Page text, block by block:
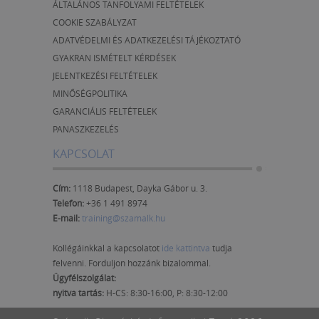
fejlesztési terv Csoportmunka: Egyéni
prezentációk: Tartalmi, módszertani,
technológiai erősségek és fejlesztési
javaslatok visszacsatolása Tanultak
összegzése, tapasztalatok levonása
Résztvevők visszajelzései Akcióterv
készítése (személyes fejlesztendő területek,
feladatok meghatározása Opcionális
választható: 9. Modul (4 óra) Csoportos
coaching Utánkövetés Gyakorlatba átvitel,
személyes fejlődés, új módszerek,
technikáksikeressége A tréning és a
problémás helyzetek megoldása
Tapasztalatok megosztása További fejlődési
út kijelölése
ÁLTALÁNOS TANFOLYAMI FELTÉTELEK
COOKIE SZABÁLYZAT
ADATVÉDELMI ÉS ADATKEZELÉSI TÁJÉKOZTATÓ
GYAKRAN ISMÉTELT KÉRDÉSEK
JELENTKEZÉSI FELTÉTELEK
MINŐSÉGPOLITIKA
GARANCIÁLIS FELTÉTELEK
PANASZKEZELÉS
KAPCSOLAT
Cím: 1118 Budapest, Dayka Gábor u. 3.
Telefon:+36 1 491 8974
E-mail:training@szamalk.hu
Kollégáinkkal a kapcsolatot ide kattintva tudja
felvenni. Forduljon hozzánk bizalommal.
Ügyfélszolgálat:
nyitva tartás: H-CS: 8:30-16:00, P: 8:30-12:00